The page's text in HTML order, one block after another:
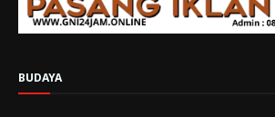
BUDAYA